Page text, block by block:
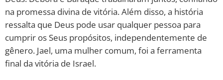
na promessa divina de vitória. Além disso, a história
ressalta que Deus pode usar qualquer pessoa para
cumprir os Seus propósitos, independentemente de
gênero. Jael, uma mulher comum, foi a ferramenta
final da vitória de Israel.